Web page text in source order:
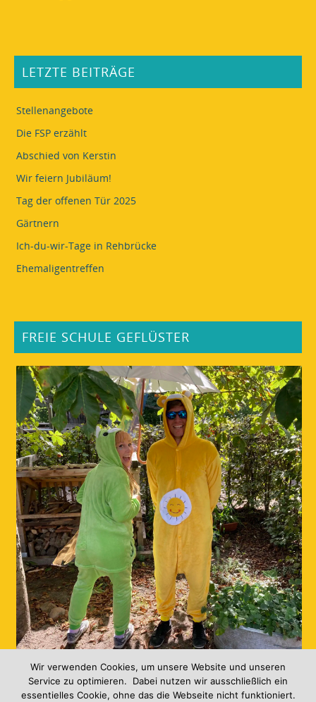
LETZTE BEITRÄGE
Stellenangebote
Die FSP erzählt
Abschied von Kerstin
Wir feiern Jubiläum!
Tag der offenen Tür 2025
Gärtnern
Ich-du-wir-Tage in Rehbrücke
Ehemaligentreffen
FREIE SCHULE GEFLÜSTER
Freie Schule Geflüster0
Wir verwenden Cookies, um unsere Website und unseren
Service zu optimieren. Dabei nutzen wir ausschließlich ein
essentielles Cookie, ohne das die Webseite nicht funktioniert.